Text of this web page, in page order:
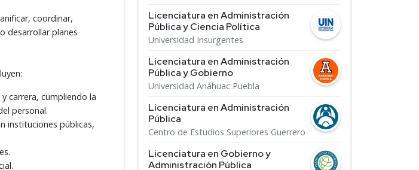
coordinar,
desarrollar planes
carrera, cumpliendo la
personal.
instituciones públicas,
Licenciatura en Administración
Pública y Ciencia Política
Universidad Insurgentes
Licenciatura en Administración
Pública y Gobierno
Universidad Anáhuac Puebla
Licenciatura en Administración
Pública
Centro de Estudios Superiores Guerrero
Licenciatura en Gobierno y
Administración Pública